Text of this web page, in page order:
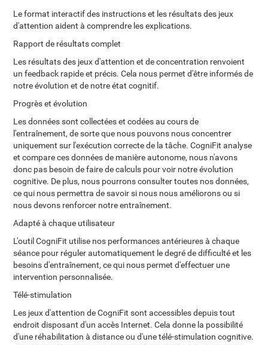
Le format interactif des instructions et les résultats des jeux
d'attention aident à comprendre les explications.
Rapport de résultats complet
Les résultats des jeux d'attention et de concentration renvoient
un feedback rapide et précis. Cela nous permet d'être informés de
notre évolution et de notre état cognitif.
Progrès et évolution
Les données sont collectées et codées au cours de
l'entraînement, de sorte que nous pouvons nous concentrer
uniquement sur l'exécution correcte de la tâche. CogniFit analyse
et compare ces données de manière autonome, nous n'avons
donc pas besoin de faire de calculs pour voir notre évolution
cognitive. De plus, nous pourrons consulter toutes nos données,
ce qui nous permettra de savoir si nous nous améliorons ou si
nous devons renforcer notre entraînement.
Adapté à chaque utilisateur
L'outil CogniFit utilise nos performances antérieures à chaque
séance pour réguler automatiquement le degré de difficulté et les
besoins d'entraînement, ce qui nous permet d'effectuer une
intervention personnalisée.
Télé-stimulation
Les jeux d'attention de CogniFit sont accessibles depuis tout
endroit disposant d'un accès Internet. Cela donne la possibilité
d'une réhabilitation à distance ou d'une télé-stimulation cognitive.